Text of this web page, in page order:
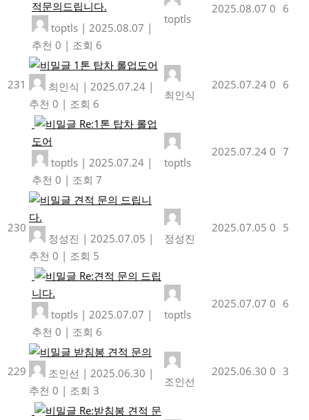
적문의드립니다.
toptls | 2025.08.07 |
추천 0 | 조회 6
toptls
2025.08.07 0 6
231
1톤 탑차 롤업도어
최인식 | 2025.07.24 |
추천 0 | 조회 6
최인식
2025.07.24 0 6
Re:1톤 탑차 롤업
도어
toptls | 2025.07.24 |
추천 0 | 조회 7
toptls
2025.07.24 0 7
230
견적 문의 드립니
다.
정성진 | 2025.07.05 |
추천 0 | 조회 5
정성진
2025.07.05 0 5
Re:견적 문의 드립
니다.
toptls | 2025.07.07 |
추천 0 | 조회 6
toptls
2025.07.07 0 6
229
받침봉 견적 문의
조인선 | 2025.06.30 |
추천 0 | 조회 3
조인선
2025.06.30 0 3
Re:받침봉 견적 문